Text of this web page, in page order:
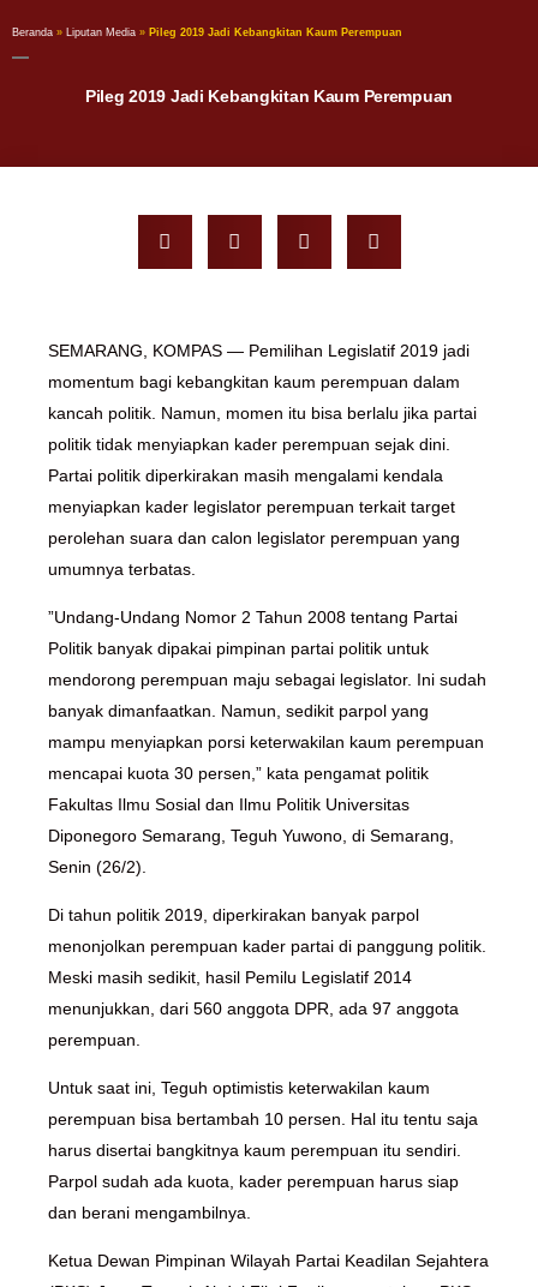
Beranda » Liputan Media » Pileg 2019 Jadi Kebangkitan Kaum Perempuan
Pileg 2019 Jadi Kebangkitan Kaum Perempuan
SEMARANG, KOMPAS — Pemilihan Legislatif 2019 jadi
momentum bagi kebangkitan kaum perempuan dalam
kancah politik. Namun, momen itu bisa berlalu jika partai
politik tidak menyiapkan kader perempuan sejak dini.
Partai politik diperkirakan masih mengalami kendala
menyiapkan kader legislator perempuan terkait target
perolehan suara dan calon legislator perempuan yang
umumnya terbatas.
”Undang-Undang Nomor 2 Tahun 2008 tentang Partai
Politik banyak dipakai pimpinan partai politik untuk
mendorong perempuan maju sebagai legislator. Ini sudah
banyak dimanfaatkan. Namun, sedikit parpol yang
mampu menyiapkan porsi keterwakilan kaum perempuan
mencapai kuota 30 persen,” kata pengamat politik
Fakultas Ilmu Sosial dan Ilmu Politik Universitas
Diponegoro Semarang, Teguh Yuwono, di Semarang,
Senin (26/2).
Di tahun politik 2019, diperkirakan banyak parpol
menonjolkan perempuan kader partai di panggung politik.
Meski masih sedikit, hasil Pemilu Legislatif 2014
menunjukkan, dari 560 anggota DPR, ada 97 anggota
perempuan.
Untuk saat ini, Teguh optimistis keterwakilan kaum
perempuan bisa bertambah 10 persen. Hal itu tentu saja
harus disertai bangkitnya kaum perempuan itu sendiri.
Parpol sudah ada kuota, kader perempuan harus siap
dan berani mengambilnya.
Ketua Dewan Pimpinan Wilayah Partai Keadilan Sejahtera